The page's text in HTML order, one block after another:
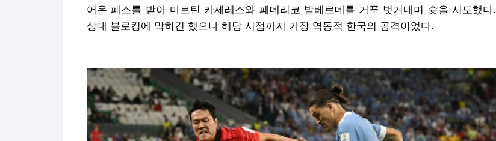
어온 패스를 받아 마르틴 카세레스와 페데리코 발베르데를 거푸 벗겨내며 슛을 시도했다.
상대 블로킹에 막히긴 했으나 해당 시점까지 가장 역동적 한국의 공격이었다.